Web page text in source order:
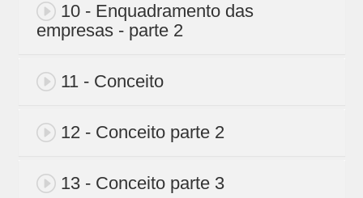
10 - Enquadramento das
empresas - parte 2
11 - Conceito
12 - Conceito parte 2
13 - Conceito parte 3